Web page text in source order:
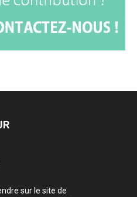
sur le site de